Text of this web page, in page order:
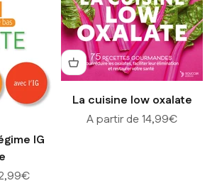
IG
La cuisine low oxalate
Prix de vente
A partir de 14,99€